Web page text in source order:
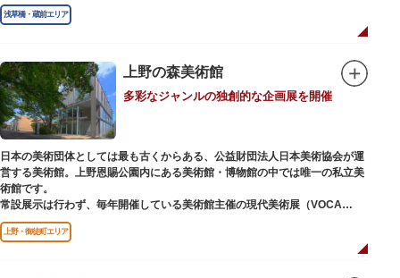
た。
浅草橋・蔵前エリア
上野の森美術館
多彩なジャンルの独創的な企画展を開催
日本の美術団体としては最も古くからある、公益財団法人日本美術協会が運
営する美術館。上野恩賜公園内にある美術館・博物館の中では唯一の私立美
術館です。
常設展示は行わず、毎年開催している美術館主催の現代美術展（VOCA
展）、公募展（上野の森美術館大賞展、日本の自然を描く展）のほか、マン
ガから書展にいたるまで定期的に多彩なジャンルの独創的な企画展を開催し
上野・御徒町エリア